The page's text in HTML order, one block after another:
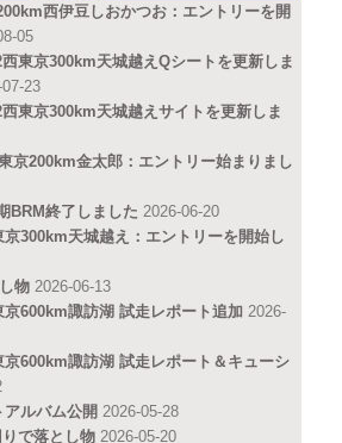
西伊豆しおかつお：エントリーを開
05
西東京300km天城越えQシートを更新しま
23
西東京300km天城越えサイトを更新しま
京200km金太郎：エントリー始まりまし
BRM終了しました 2026-06-20
京300km天城越え：エントリーを開始し
物 2026-06-13
京600km諏訪湖 試走レポート追加 2026-
京600km諏訪湖 試走レポート＆キューシ
アルバム公開 2026-05-28
で落とし物 2026-05-20